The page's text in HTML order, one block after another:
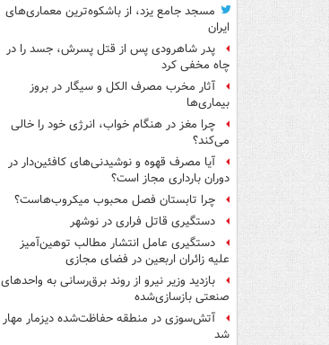
مسجد جامع یزد، از باشکوه‌ترین معماری‌های
ایران
پدر شاهرودی پس از قتل پسرش، جسد را در
چاه مخفی کرد
آثار مخرب مصرف الکل و سیگار در بروز
بیماری‌ها
چرا مغز در هنگام خواب، انرژی خود را خالی
می‌کند؟
آیا مصرف قهوه و نوشیدنی‌های کافئین‌دار در
دوران بارداری مجاز است؟
چرا تابستان فصل محبوب میکروب‌هاست؟
دستگیری قاتل فراری در نوشهر
دستگیری عامل انتشار مطالب توهین‌آمیز
علیه زائران اربعین در فضای مجازی
بازدید وزیر نیرو از روند برق‌رسانی به واحدهای
صنعتی بازسازی‌شده
آتش‌سوزی در منطقه حفاظت‌شده دیزمار مهار
شد